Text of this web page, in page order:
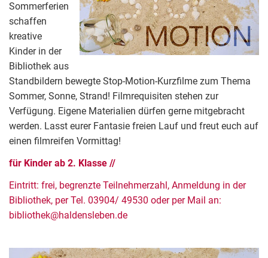
Sommerferien
schaffen
kreative
Kinder in der
Bibliothek aus
Standbildern bewegte Stop-Motion-Kurzfilme zum Thema
Sommer, Sonne, Strand! Filmrequisiten stehen zur
Verfügung. Eigene Materialien dürfen gerne mitgebracht
werden. Lasst eurer Fantasie freien Lauf und freut euch auf
einen filmreifen Vormittag!
für Kinder ab 2. Klasse //
Eintritt: frei, begrenzte Teilnehmerzahl, Anmeldung in der
Bibliothek, per Tel. 03904/ 49530 oder per Mail an:
bibliothek@haldensleben.de